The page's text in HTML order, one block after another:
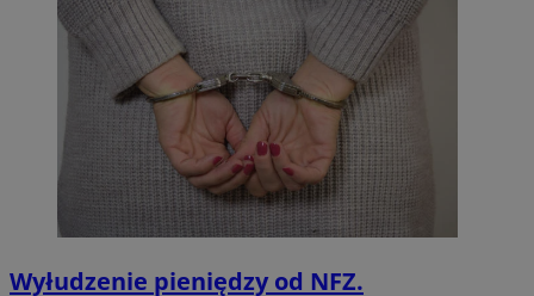
Wyłudzenie pieniędzy od NFZ.